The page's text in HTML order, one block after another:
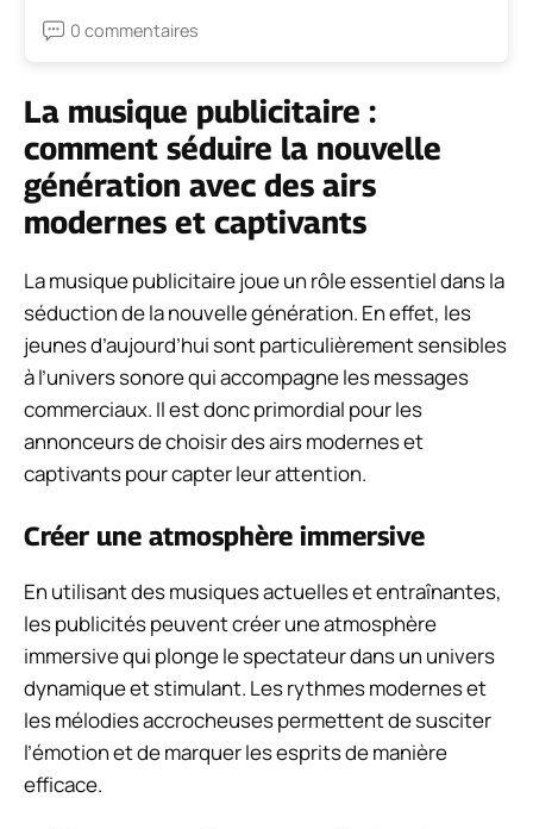
0 commentaires
La musique publicitaire :
comment séduire la nouvelle
génération avec des airs
modernes et captivants
La musique publicitaire joue un rôle essentiel dans la
séduction de la nouvelle génération. En effet, les
jeunes d’aujourd’hui sont particulièrement sensibles
à l’univers sonore qui accompagne les messages
commerciaux. Il est donc primordial pour les
annonceurs de choisir des airs modernes et
captivants pour capter leur attention.
Créer une atmosphère immersive
En utilisant des musiques actuelles et entraînantes,
les publicités peuvent créer une atmosphère
immersive qui plonge le spectateur dans un univers
dynamique et stimulant. Les rythmes modernes et
les mélodies accrocheuses permettent de susciter
l’émotion et de marquer les esprits de manière
efficace.